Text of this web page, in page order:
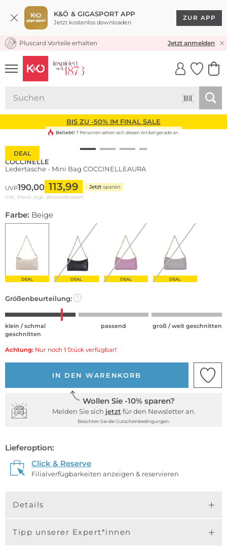
K&Ö & GIGASPORT APP
Jetzt kostenlos downloaden
ZUR APP
KOSTENLOSER VERSAND* & RÜCKVERSAND
Pluscard Vorteile erhalten Jetzt anmelden
UNSERE APP
CLICK &
BIS ZU -50% IM FINAL SALE
DEAL
Beliebt! 7 Personen sehen sich diesen Artikel gerade an
COCCINELLE
Ledertasche - Mini Bag COCCINELLEAURA
UVP190,00 113,99 Jetzt sparen
inkl. Mwst zzgl. Versandkosten
Farbe: Beige
DEAL DEAL DEAL DEAL
Größenbeurteilung: ?
klein / schmal
geschnitten
passend groß / weit geschnitten
Achtung: Nur noch 1 Stück verfügbar!
IN DEN WARENKORB
Wollen Sie -10% sparen?
Melden Sie sich jetzt für den Newsletter an.
Beachten Sie die Gutscheinbedingungen.
Lieferoption:
Click & Reserve
Filialverfügbarkeiten anzeigen & reservieren
Details
Tipp unserer Expert*innen